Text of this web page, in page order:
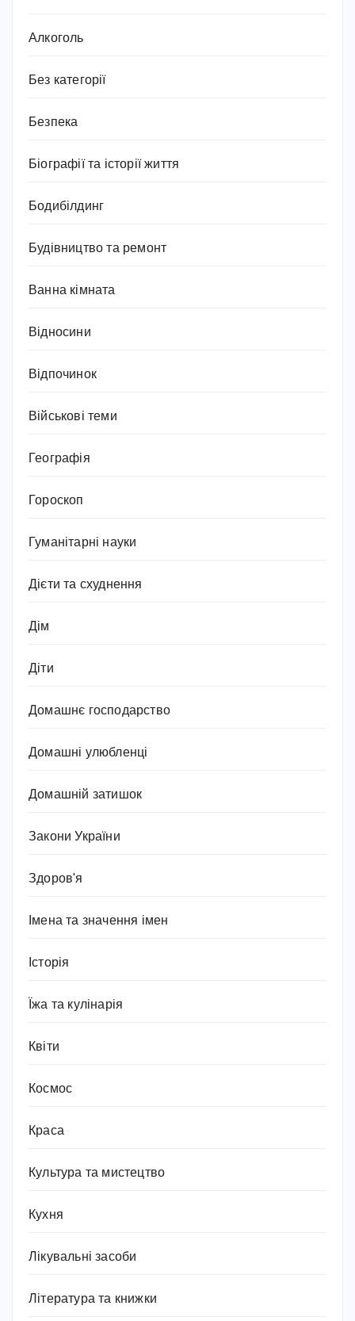
Алкоголь
Без категорії
Безпека
Біографії та історії життя
Бодибілдинг
Будівництво та ремонт
Ванна кімната
Відносини
Відпочинок
Військові теми
Географія
Гороскоп
Гуманітарні науки
Дієти та схуднення
Дім
Діти
Домашнє господарство
Домашні улюбленці
Домашній затишок
Закони України
Здоров'я
Імена та значення імен
Історія
Їжа та кулінарія
Квіти
Космос
Краса
Культура та мистецтво
Кухня
Лікувальні засоби
Література та книжки